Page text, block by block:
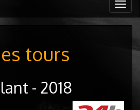
tours
- 2018